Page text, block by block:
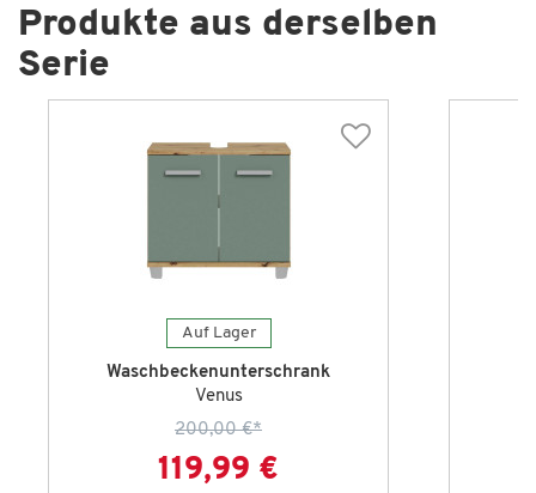
Produkte aus derselben
Serie
Auf Lager
Waschbeckenunterschrank
Venus
200,00 €*
119,99 €